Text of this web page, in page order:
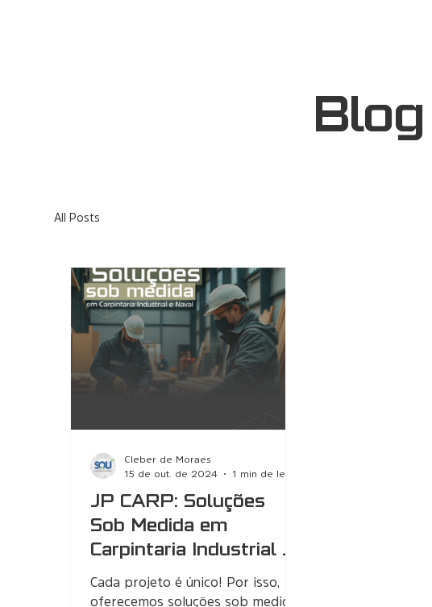
Blog
All Posts
JP CARP: Soluções
Sob Medida em
Carpintaria Industrial e
Naval 🛠️
Cada projeto é único! Por isso,
oferecemos soluções sob medida
Cleber de Moraes
15 de out. de 2024